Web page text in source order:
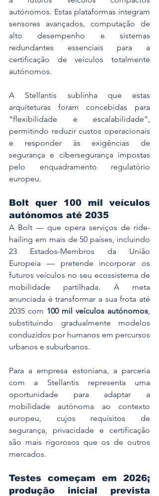
autónomos. Estas plataformas integram
sensores avançados, computação de
alto desempenho e sistemas
redundantes essenciais para a
certificação de veículos totalmente
autónomos.
A Stellantis sublinha que estas
arquiteturas foram concebidas para
“flexibilidade e escalabilidade”,
permitindo reduzir custos operacionais
e responder às exigências de
segurança e cibersegurança impostas
pelo enquadramento regulatório
europeu.
Bolt quer 100 mil veículos
autónomos até 2035
A Bolt — que opera serviços de ride-
hailing em mais de 50 países, incluindo
23 Estados-Membros da União
Europeia — pretende incorporar os
futuros veículos no seu ecossistema de
mobilidade partilhada. A meta
anunciada é transformar a sua frota até
2035 com 100 mil veículos autónomos,
substituindo gradualmente modelos
conduzidos por humanos em percursos
urbanos e suburbanos.
Para a empresa estoniana, a parceria
com a Stellantis representa uma
oportunidade para adaptar a
mobilidade autónoma ao contexto
europeu, cujos requisitos de
segurança, privacidade e certificação
são mais rigorosos que os de outros
mercados.
Testes começam em 2026;
produção inicial prevista